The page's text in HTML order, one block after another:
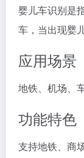
婴儿车识别是
车，当出现婴
应用场景
地铁、机场、
功能特色
支持地铁、商